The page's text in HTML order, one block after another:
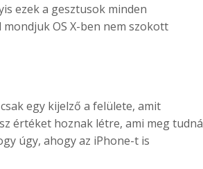
ezek a gesztusok minden
OS X-ben nem szokott
egy kijelző a felülete, amit
értéket hoznak létre, ami meg tudná
úgy, ahogy az iPhone-t is